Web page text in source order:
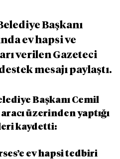
Başkanı
ev hapsi ve
verilen Gazeteci
mesajı paylaştı.
Başkanı Cemil
üzerinden yaptığı
kaydetti:
ev hapsi tedbiri